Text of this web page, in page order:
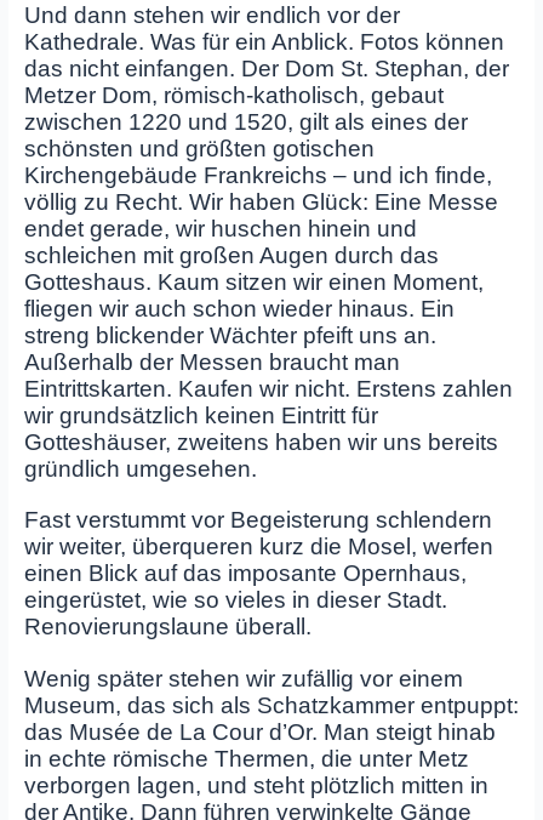
Und dann stehen wir endlich vor der
Kathedrale. Was für ein Anblick. Fotos können
das nicht einfangen. Der Dom St. Stephan, der
Metzer Dom, römisch‑katholisch, gebaut
zwischen 1220 und 1520, gilt als eines der
schönsten und größten gotischen
Kirchengebäude Frankreichs – und ich finde,
völlig zu Recht. Wir haben Glück: Eine Messe
endet gerade, wir huschen hinein und
schleichen mit großen Augen durch das
Gotteshaus. Kaum sitzen wir einen Moment,
fliegen wir auch schon wieder hinaus. Ein
streng blickender Wächter pfeift uns an.
Außerhalb der Messen braucht man
Eintrittskarten. Kaufen wir nicht. Erstens zahlen
wir grundsätzlich keinen Eintritt für
Gotteshäuser, zweitens haben wir uns bereits
gründlich umgesehen.
Fast verstummt vor Begeisterung schlendern
wir weiter, überqueren kurz die Mosel, werfen
einen Blick auf das imposante Opernhaus,
eingerüstet, wie so vieles in dieser Stadt.
Renovierungslaune überall.
Wenig später stehen wir zufällig vor einem
Museum, das sich als Schatzkammer entpuppt:
das Musée de La Cour d’Or. Man steigt hinab
in echte römische Thermen, die unter Metz
verborgen lagen, und steht plötzlich mitten in
der Antike. Dann führen verwinkelte Gänge